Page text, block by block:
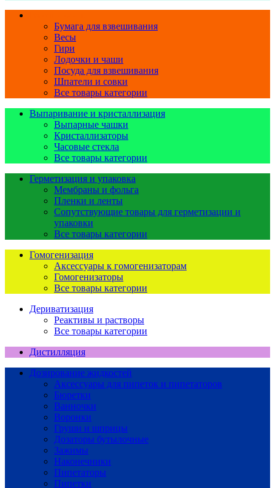
Бумага для взвешивания
Весы
Гири
Лодочки и чаши
Посуда для взвешивания
Шпатели и совки
Все товары категории
Выпаривание и кристаллизация
Выпарные чашки
Кристаллизаторы
Часовые стекла
Все товары категории
Герметизация и упаковка
Мембраны и фольга
Пленки и ленты
Сопутствующие товары для герметизации и
упаковки
Все товары категории
Гомогенизация
Аксессуары к гомогенизаторам
Гомогенизаторы
Все товары категории
Дериватизация
Реактивы и растворы
Все товары категории
Дистилляция
Дозирование жидкостей
Аксессуары для пипеток и пипетаторов
Бюретки
Ванночки
Воронки
Груши и шприцы
Дозаторы бутылочные
Зажимы
Наконечники
Пипетаторы
Пипетки